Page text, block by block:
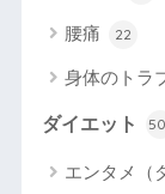
腰痛 22
身体のトラ
ダイエット
エンタメ（